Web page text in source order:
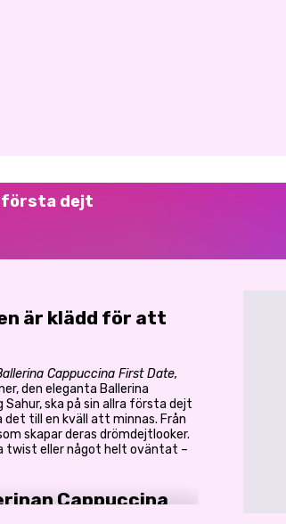
första dejt
är klädd för att
Cappuccina First Date,
den eleganta Ballerina
ska på sin allra första dejt
till en kväll att minnas. Från
skapar deras drömdejtlooker.
twist eller något helt oväntat –
Cappuccina